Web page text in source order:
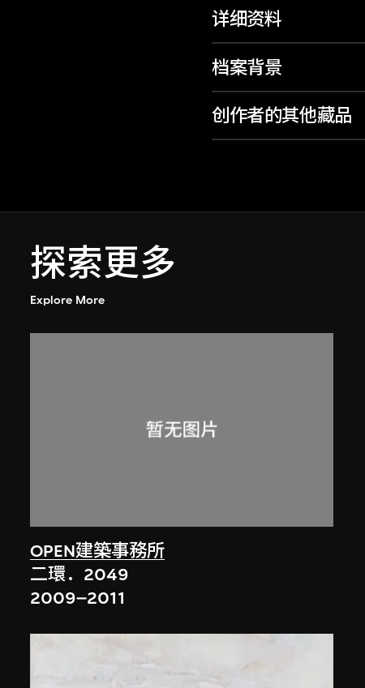
详细资料
档案背景
创作者的其他藏品
探索更多
Explore More
OPEN建築事務所
二環．2049
2009–2011